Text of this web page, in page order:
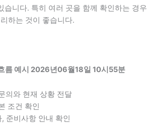
습니다. 특히 여러 곳을 함께 확인하는 경우
하는 것이 좋습니다.
름 예시 2026년06월18일 10시55분
의와 현재 상황 전달
조건 확인
준비사항 안내 확인